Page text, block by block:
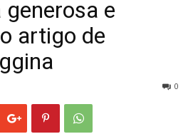
e
artigo de
0